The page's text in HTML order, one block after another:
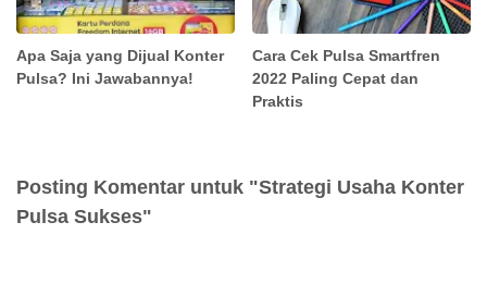
Apa Saja yang Dijual Konter
Pulsa? Ini Jawabannya!
Cara Cek Pulsa Smartfren
2022 Paling Cepat dan
Praktis
Posting Komentar untuk "Strategi Usaha Konter
Pulsa Sukses"